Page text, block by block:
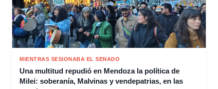
MIENTRAS SESIONABA EL SENADO
Una multitud repudió en Mendoza la política de
Milei: soberanía, Malvinas y vendepatrias, en las